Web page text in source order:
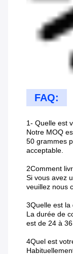
FAQ:
1- Quelle est
Notre MOQ
50 grammes
acceptable.
2Comment
Si vous avez
veuillez nous
3Quelle est la
La durée de
est de 24 à
4Quel est